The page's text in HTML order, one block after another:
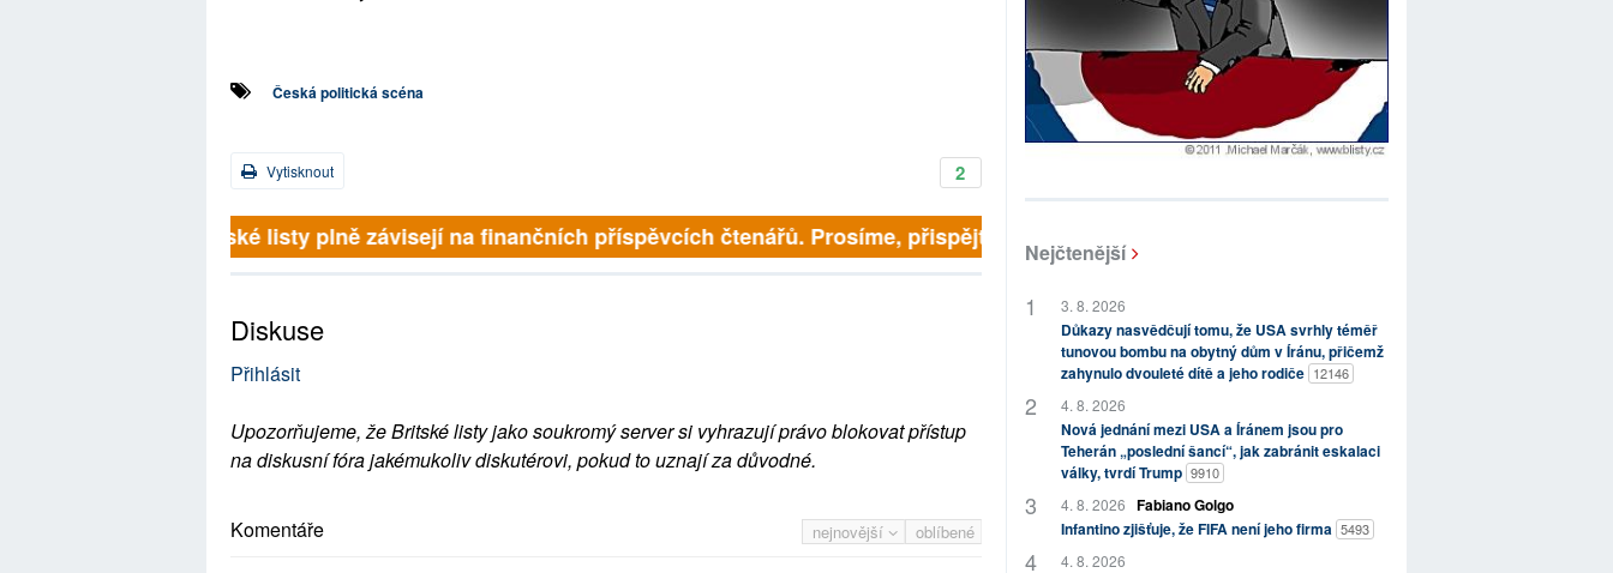
Česká politická scéna
2
Vytisknout
Britské listy plně závisejí na finančních příspěvcích čtenářů. Prosíme, přispějte. ➥
Diskuse
Přihlásit
Upozorňujeme, že Britské listy jako soukromý server si vyhrazují právo blokovat přístup
na diskusní fóra jakémukoliv diskutérovi, pokud to uznají za důvodné.
nejnovější oblíbené
Komentáře
Nejčtenější
3. 8. 2026
Důkazy nasvědčují tomu, že USA svrhly téměř
tunovou bombu na obytný dům v Íránu, přičemž
zahynulo dvouleté dítě a jeho rodiče 12146
4. 8. 2026
Nová jednání mezi USA a Íránem jsou pro
Teherán „poslední šancí“, jak zabránit eskalaci
války, tvrdí Trump 9910
4. 8. 2026 Fabiano Golgo
Infantino zjišťuje, že FIFA není jeho firma 5493
4. 8. 2026